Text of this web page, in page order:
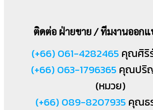
ติดต่อ ฝ่ายขาย / ทีมงานออกแ
(+66) 061-4282465 คุณศิริ
(+66) 063-1796365 คุณปริ
(หมวย)
(+66) 089-8207935 คุณธ